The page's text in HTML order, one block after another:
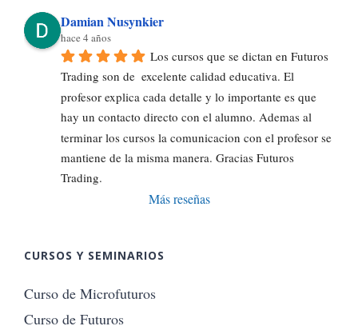
Damian Nusynkier
hace 4 años
Los cursos que se dictan en Futuros
Trading son de  excelente calidad educativa. El
profesor explica cada detalle y lo importante es que
hay un contacto directo con el alumno. Ademas al
terminar los cursos la comunicacion con el profesor se
mantiene de la misma manera. Gracias Futuros
Trading.
Más reseñas
CURSOS Y SEMINARIOS
Curso de Microfuturos
Curso de Futuros